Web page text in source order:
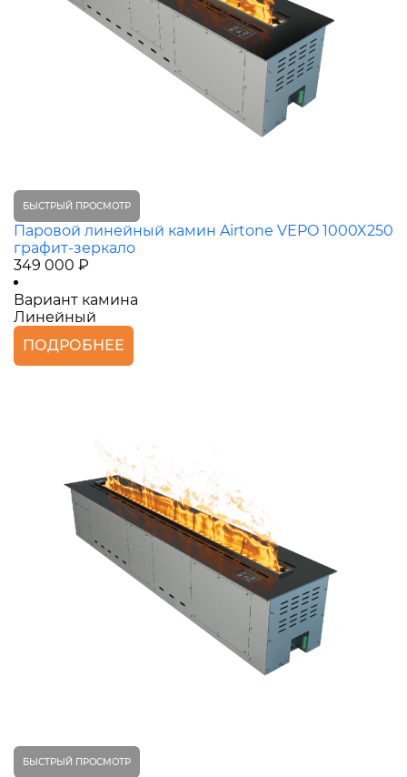
БЫСТРЫЙ ПРОСМОТР
Паровой линейный камин Airtone VEPO 1000X250
графит-зеркало
349 000 ₽
Вариант камина
Линейный
ПОДРОБНЕЕ
БЫСТРЫЙ ПРОСМОТР